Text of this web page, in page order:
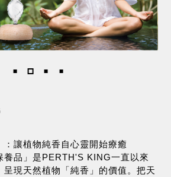
：讓植物純香自心靈開始療癒
養品」是PERTH'S KING一直以來
呈現天然植物「純香」的價值。把天